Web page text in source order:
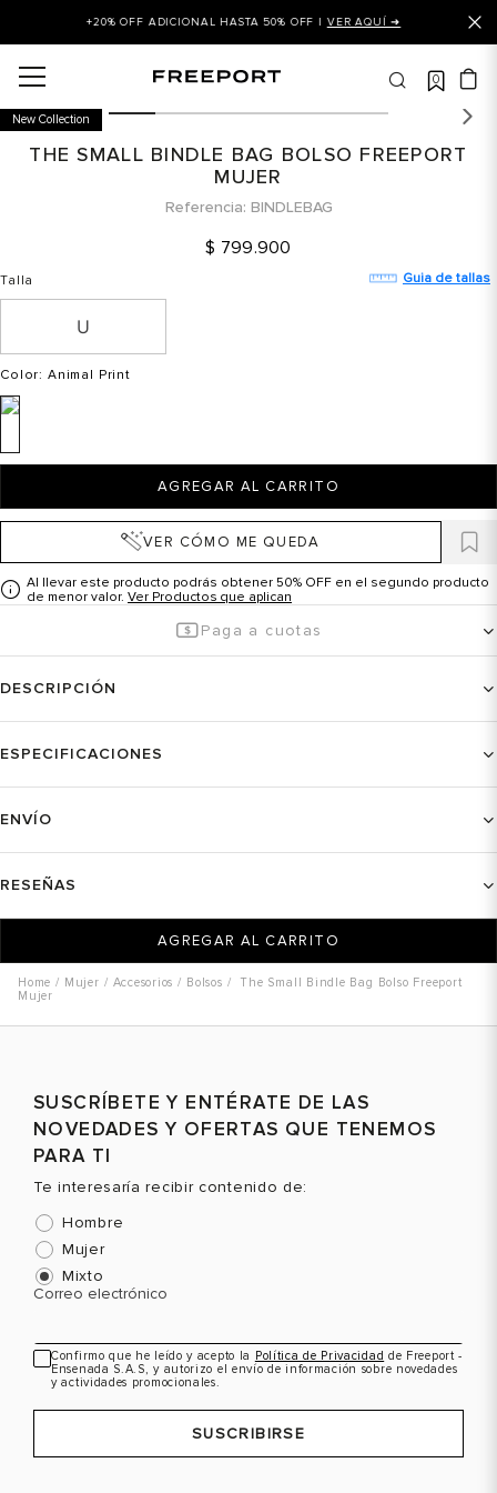
+20% OFF ADICIONAL HASTA 50% OFF | VER AQUÍ ➜
0
New Collection
THE SMALL BINDLE BAG BOLSO FREEPORT
MUJER
Referencia BINDLEBAG
$ 799.900
Talla Guia de tallas
Color: Animal Print
AGREGAR AL CARRITO
VER CÓMO ME QUEDA
Al llevar este producto podrás obtener 50% OFF en el segundo producto
de menor valor. Ver Productos que aplican
Paga a cuotas
DESCRIPCIÓN
ESPECIFICACIONES
ENVÍO
RESEÑAS
AGREGAR AL CARRITO
Mujer Accesorios Bolsos
The Small Bindle Bag Bolso Freeport
Mujer
SUSCRÍBETE Y ENTÉRATE DE LAS
NOVEDADES Y OFERTAS QUE TENEMOS
PARA TI
Te interesaría recibir contenido de:
Hombre
Mujer
Mixto
Correo electrónico
Confirmo que he leído y acepto la Política de Privacidad de Freeport -
Ensenada S.A.S, y autorizo el envío de información sobre novedades
y actividades promocionales.
SUSCRIBIRSE
balance
puma
tommy hilfiger